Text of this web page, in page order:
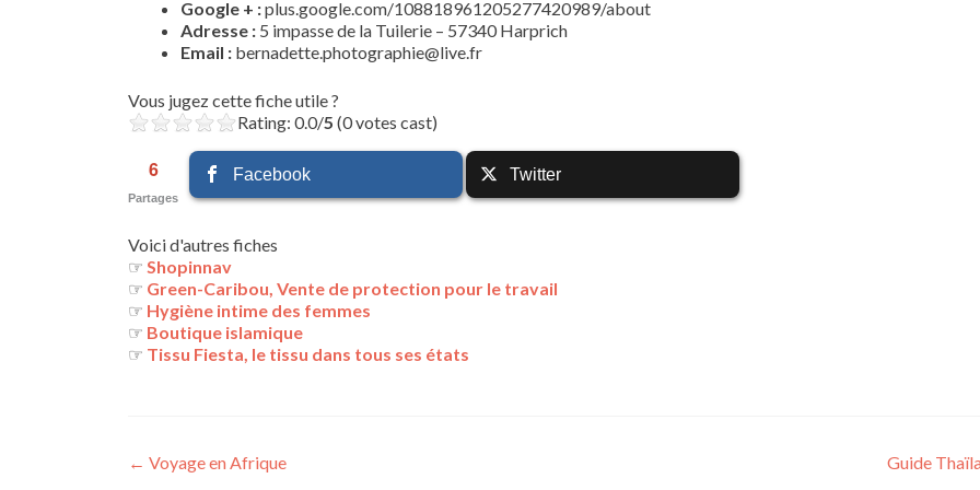
Google + :plus.google.com/108818961205277420989/about
Adresse : 5 impasse de la Tuilerie – 57340 Harprich
Email : bernadette.photographie@live.fr
Vous jugez cette fiche utile ?
Rating: 0.0/5 (0 votes cast)
6
Partages
Facebook Twitter
Voici d'autres fiches
☞ Shopinnav
☞ Green-Caribou, Vente de protection pour le travail
☞ Hygiène intime des femmes
☞ Boutique islamique
☞ Tissu Fiesta, le tissu dans tous ses états
Navigation
← Voyage en Afrique Guide